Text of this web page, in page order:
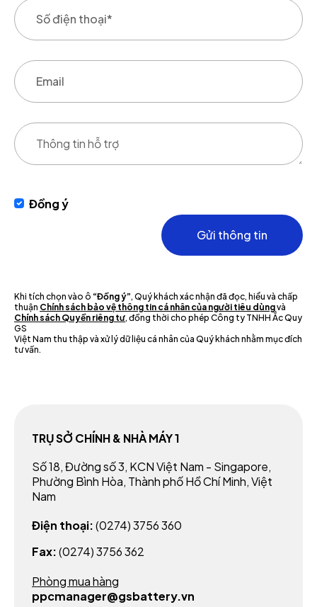
Đồng ý
Gửi thông tin
Khi tích chọn vào ô “Đồng ý”, Quý khách xác nhận đã đọc, hiểu và chấp
thuận Chính sách bảo vệ thông tin cá nhân của người tiêu dùngvà
Chính sách Quyền riêng tư, đồng thời cho phép Công ty TNHH Ắc Quy
GS
Việt Nam thu thập và xử lý dữ liệu cá nhân của Quý khách nhằm mục đích
tư vấn.
TRỤ SỞ CHÍNH & NHÀ MÁY 1
Số 18, Đường số 3, KCN Việt Nam - Singapore,
Phường Bình Hòa, Thành phố Hồ Chí Minh, Việt
Nam
Điện thoại:(0274) 3756 360
Fax:(0274) 3756 362
Phòng mua hàng
ppcmanager@gsbattery.vn